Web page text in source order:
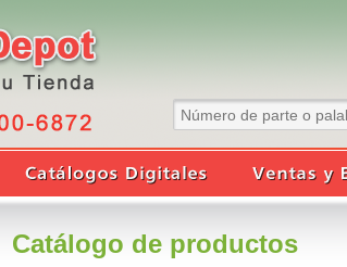
Catálogo de productos